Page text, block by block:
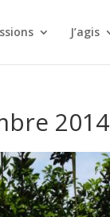
J’agis
2014